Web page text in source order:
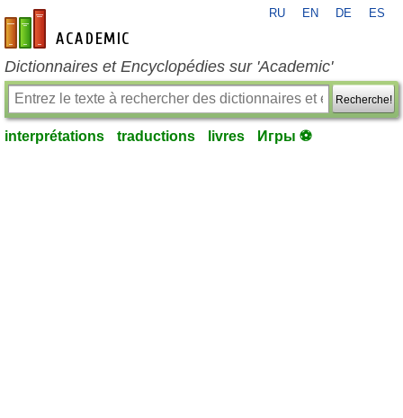
fr-academic.com
RU EN DE ES
Dictionnaires et Encyclopédies sur 'Academic'
Recherche!
interprétations traductions livres Игры ⚽